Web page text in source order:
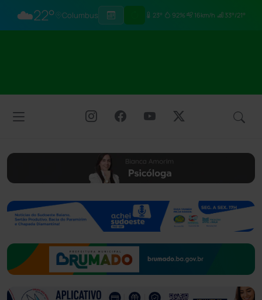
☁️22° Columbus 23° 92% 16km/h 33°/21°